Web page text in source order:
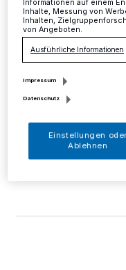
Mettmann·Die
Neandertal sagt
Mettmann,
gespendet.
Informationen auf einem
Inhalte, Messung von
Inhalten,
von Angeboten.
Ausführliche Informationen
Impressum
Datenschutz
Einstellungen
Ablehnen